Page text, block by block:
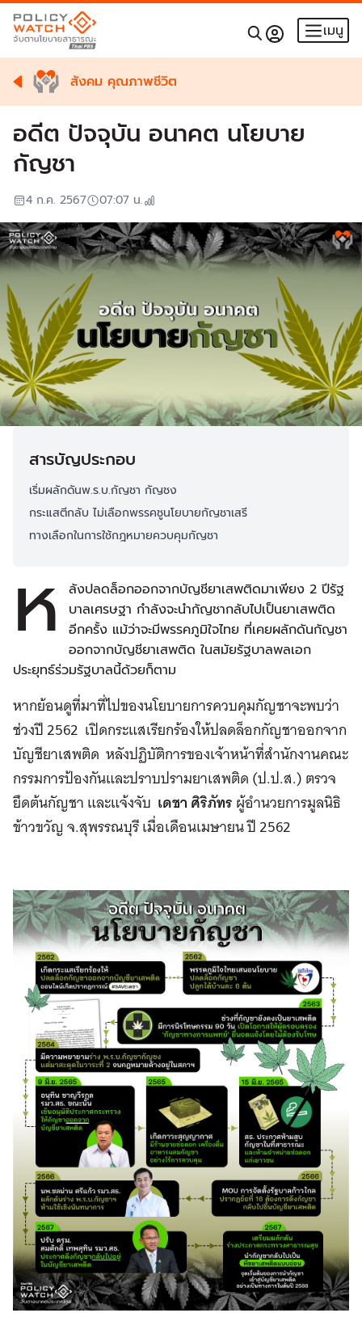
เมนู
สังคม คุณภาพชีวิต
อดีต ปัจจุบัน อนาคต นโยบาย
กัญชา
4 ก.ค. 2567 07:07 น.
สารบัญประกอบ
เริ่มผลักดันพ.ร.บ.กัญชา กัญชง
กระแสตีกลับ ไม่เลือกพรรคชูนโยบายกัญชาเสรี
ทางเลือกในการใช้กฎหมายควบคุมกัญชา
ห
ลังปลดล็อกออกจากบัญชียาเสพติดมาเพียง 2 ปีรัฐ
บาลเศรษฐา กำลังจะนำกัญชากลับไปเป็นยาเสพติด
อีกครั้ง แม้ว่าจะมีพรรคภูมิใจไทย ที่เคยผลักดันกัญชา
ออกจากบัญชียาเสพติด ในสมัยรัฐบาลพลเอก
ประยุทธ์ร่วมรัฐบาลนี้ด้วยก็ตาม
หากย้อนดูที่มาที่ไปของนโยบายการควบคุมกัญชาจะพบว่า
ช่วงปี 2562 เปิดกระแสเรียกร้องให้ปลดล็อกกัญชาออกจาก
บัญชียาเสพติด หลังปฏิบัติการของเจ้าหน้าที่สำนักงานคณะ
กรรมการป้องกันและปราบปรามยาเสพติด (ป.ป.ส.) ตรวจ
ยึดต้นกัญชา และแจ้งจับ เดชา ศิริภัทรผู้อำนวยการมูลนิธิ
ข้าวขวัญ จ.สุพรรณบุรี เมื่อเดือนเมษายน ปี 2562